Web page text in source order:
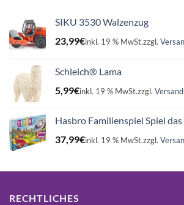
SIKU 3530 Walzenzug
23,99€inkl. 19 % MwSt.zzgl.
Schleich® Lama
5,99€inkl. 19 % MwSt.zzgl.
Hasbro Familienspiel Spiel das
37,99€inkl. 19 % MwSt.zzgl.
RECHTLICHES